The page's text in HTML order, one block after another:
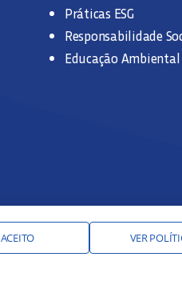
Práticas ESG
Responsabilidade
Educação Ambiental
ACEITO VER